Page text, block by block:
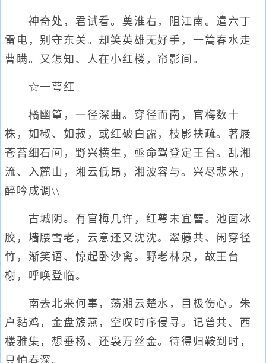
神奇处，君试看。奠淮右，阻江南。遣六丁
雷电，别守东关。却笑英雄无好手，一篙春水走
曹瞒。又怎知、人在小红楼，帘影间。
☆一萼红
橘幽篁，一径深曲。穿径而南，官梅数十
株，如椒、如菽，或红破白露，枝影扶疏。著屐
苍苔细石间，野兴横生，亟命驾登定王台。乱湘
流、入麓山，湘云低昂，湘波容与。兴尽悲来，
醉吟成调\\
古城阴。有官梅几许，红萼未宜簪。池面冰
胶，墙腰雪老，云意还又沈沈。翠藤共、闲穿径
竹，渐笑语、惊起卧沙禽。野老林泉，故王台
榭，呼唤登临。
南去北来何事，荡湘云楚水，目极伤心。朱
户黏鸡，金盘簇燕，空叹时序侵寻。记曾共、西
楼雅集，想垂杨、还袅万丝金。待得归鞍到时，
只怕春深。